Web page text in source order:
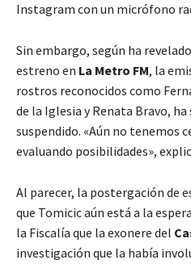
Instagram con un micrófono
Sin embargo, según ha
estreno en La Metro FM, la
rostros reconocidos como
de la Iglesia y Renata Bravo,
suspendido. «Aún no tenemos
evaluando posibilidades»,
Al parecer, la postergación de
que Tomicic aún está a la
la Fiscalía que la exonere del
investigación que la había